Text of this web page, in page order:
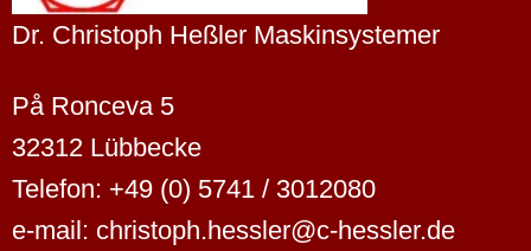
Dr. Christoph Heßler Maskinsystemer
På Ronceva 5
32312 Lübbecke
Telefon: +49 (0) 5741 / 3012080
e-mail: christoph.hessler@c-hessler.de